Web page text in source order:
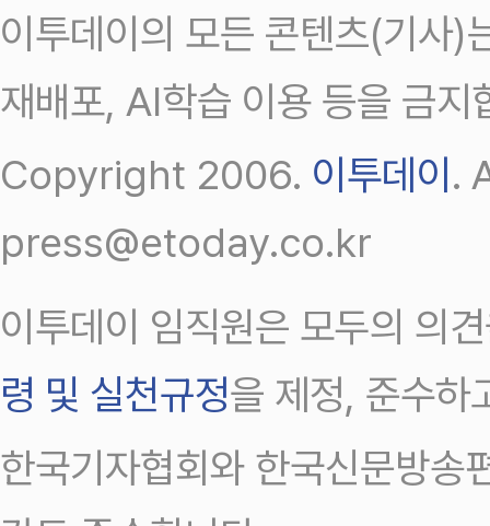
이투데이의 모든 콘텐츠(기사)
재배포, AI학습 이용 등을 금지
Copyright 2006. 이투데이 .
press@etoday.co.kr
이투데이 임직원은 모두의 의
령 및 실천규정을 제정, 준수하
한국기자협회와 한국신문방송